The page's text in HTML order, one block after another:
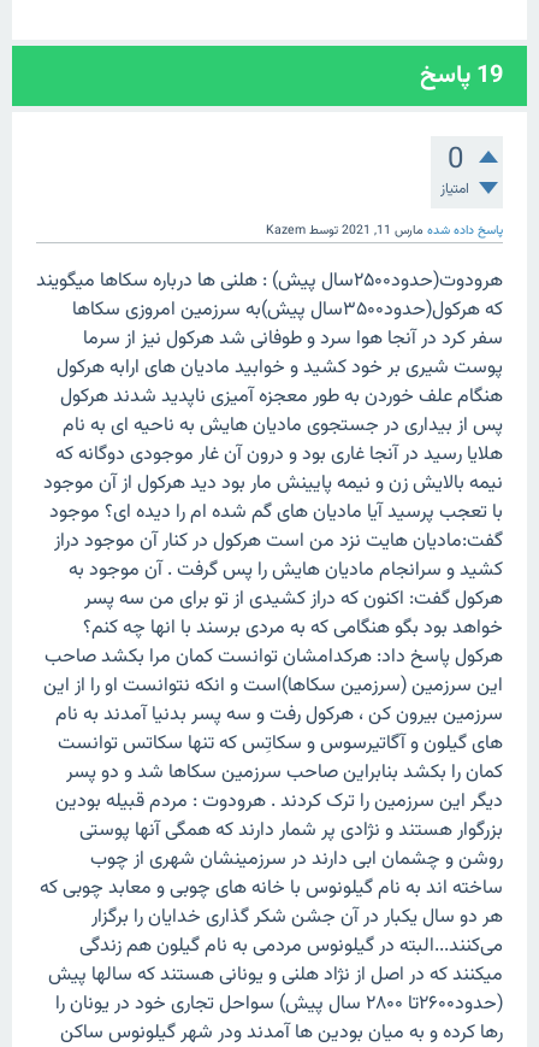
19پاسخ
0
امتیاز
پاسخ داده شده مارس 11, 2021 توسطKazem
هرودوت(حدود۲۵۰۰سال پیش) : هلنی ها درباره سکاها میگویند
که هرکول(حدود۳۵۰۰سال پیش)به سرزمین امروزی سکاها
سفر کرد در آنجا هوا سرد و طوفانی شد هرکول نیز از سرما
پوست شیری بر خود کشید و خوابید مادیان های ارابه هرکول
هنگام علف خوردن به طور معجزه آمیزی ناپدید شدند هرکول
پس از بیداری در جستجوی مادیان هایش به ناحیه ای به نام
هلایا رسید در آنجا غاری بود و درون آن غار موجودی دوگانه که
نیمه بالایش زن و نیمه پایینش مار بود دید هرکول از آن موجود
با تعجب پرسید آیا مادیان های گم شده ام را دیده ای؟ موجود
گفت:مادیان هایت نزد من است هرکول در کنار آن موجود دراز
کشید و سرانجام مادیان هایش را پس گرفت . آن موجود به
هرکول گفت: اکنون که دراز کشیدی از تو برای من سه پسر
خواهد بود بگو هنگامی که به مردی برسند با انها چه کنم؟
هرکول پاسخ داد: هرکدامشان توانست کمان مرا بکشد صاحب
این سرزمین (سرزمین سکاها)است و انکه نتوانست او را از این
سرزمین بیرون کن ، هرکول رفت و سه پسر بدنیا آمدند به نام
های گیلون و آگاتیرسوس و سکاتِس که تنها سکاتس توانست
کمان را بکشد بنابراین صاحب سرزمین سکاها شد و دو پسر
دیگر این سرزمین را ترک کردند . هرودوت : مردم قبیله بودین
بزرگوار هستند و نژادی پر شمار دارند که همگی آنها پوستی
روشن و چشمان ابی دارند در سرزمینشان شهری از چوب
ساخته اند به نام گیلونوس با خانه های چوبی و معابد چوبی که
هر دو سال یکبار در آن جشن شکر گذاری خدایان را برگزار
می‌کنند...البته در گیلونوس مردمی به نام گیلون هم زندگی
میکنند که در اصل از نژاد هلنی و یونانی هستند که سالها پیش
(حدود۲۶۰۰تا ۲۸۰۰ سال پیش) سواحل تجاری خود در یونان را
رها کرده و به میان بودین ها آمدند ودر شهر گیلونوس ساکن